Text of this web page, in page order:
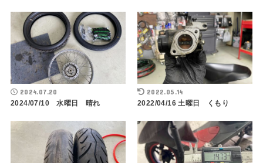
2024.07.20
2024/07/10 水曜日 晴れ
2022.05.14
2022/04/16 土曜日 くもり